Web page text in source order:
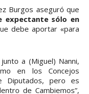
Burgos aseguró que
expectante sólo en
debe aportar «para
a (Miguel) Nanni,
en los Concejos
Diputados, pero es
de Cambiemos”,